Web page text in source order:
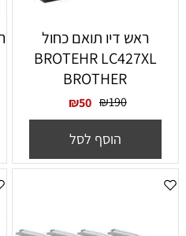
ראש דיו תואם כחול
BROTEHR LC427XL
BROTHER
₪190
₪50
הוסף לסל